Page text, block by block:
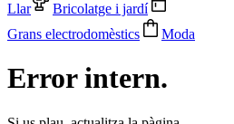
Llar
Bricolatge i jardí
Grans electrodomèstics
Moda
Error intern.